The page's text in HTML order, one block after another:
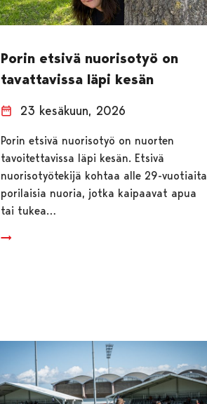
Porin etsivä nuorisotyö on
tavattavissa läpi kesän
23 kesäkuun, 2026
Porin etsivä nuorisotyö on nuorten
tavoitettavissa läpi kesän. Etsivä
nuorisotyötekijä kohtaa alle 29-vuotiaita
porilaisia nuoria, jotka kaipaavat apua
tai tukea…